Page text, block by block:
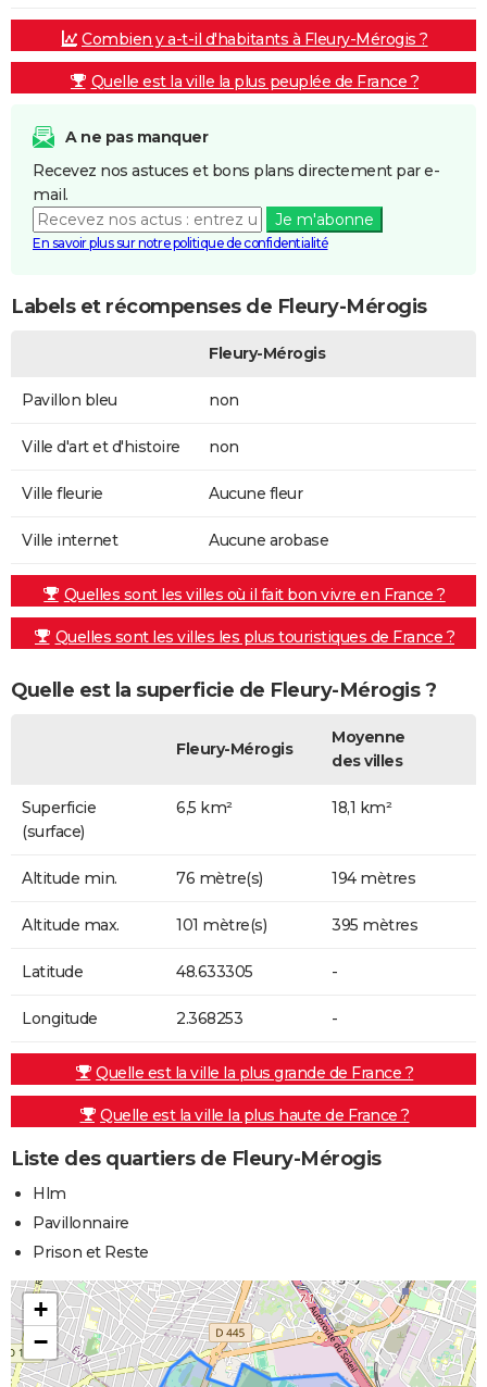
Combien y a-t-il d'habitants à Fleury-Mérogis ?
Quelle est la ville la plus peuplée de France ?
A ne pas manquer
Recevez nos astuces et bons plans directement par e-
mail.
Je m'abonne
En savoir plus sur notre politique de confidentialité
Labels et récompenses de Fleury-Mérogis
Fleury-Mérogis
Pavillon bleu non
Ville d'art et d'histoire non
Ville fleurie Aucune fleur
Ville internet Aucune arobase
Quelles sont les villes où il fait bon vivre en France ?
Quelles sont les villes les plus touristiques de France ?
Quelle est la superficie de Fleury-Mérogis ?
Fleury-Mérogis
Moyenne
des villes
Superficie
(surface)
6,5 km² 18,1 km²
Altitude min. 76 mètre(s) 194 mètres
Altitude max. 101 mètre(s) 395 mètres
Latitude 48.633305 -
Longitude 2.368253 -
Quelle est la ville la plus grande de France ?
Quelle est la ville la plus haute de France ?
Liste des quartiers de Fleury-Mérogis
Hlm
Pavillonnaire
Prison et Reste
+
−